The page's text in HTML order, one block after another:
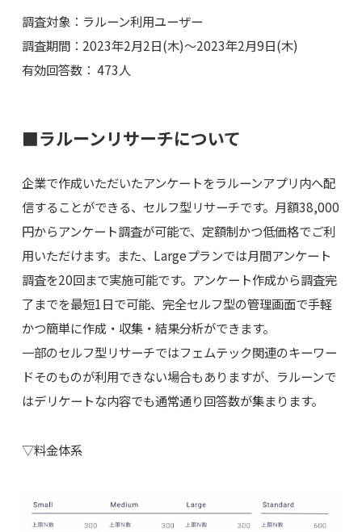
調査対象：ラルーン利用ユーザー
調査期間：2023年2月2日(木)～2023年2月9日(木)
有効回答数： 473人
■ラルーンリサーチについて
企業で作成いただいたアンケートをラルーンアプリ内へ配
信することができる、セルフ型リサーチです。月額38,000
円からアンケート調査が可能で、定額制かつ低価格でご利
用いただけます。また、Largeプランでは月間アンケート
調査を20回まで実施可能です。アンケート作成から調査完
了までを最短1日で可能、完全セルフ型の管理画面で手軽
かつ簡単に作成・収集・結果分析ができます。
一部のセルフ型リサーチではフェムテック関連のキーワー
ドそのものが利用できない場合もありますが、ラルーンで
はデリケートな内容でも通常通り回答数が集まります。
▽料金体系